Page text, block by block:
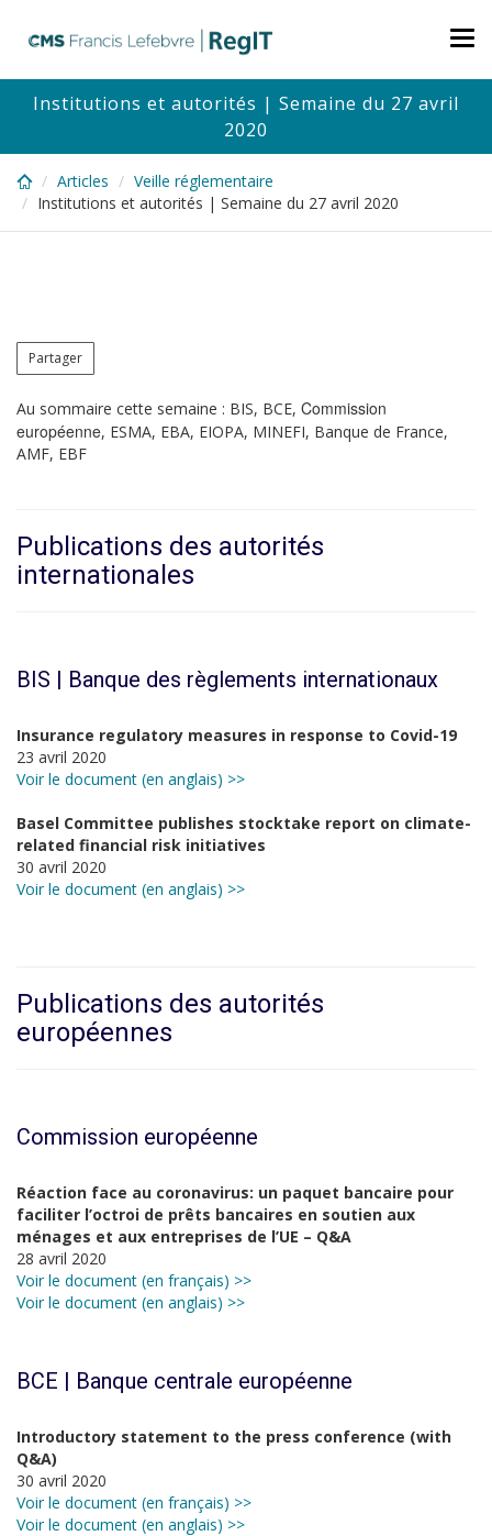
content
Institutions et autorités | Semaine du 27 avril
2020
Articles
Veille réglementaire
Institutions et autorités | Semaine du 27 avril 2020
Partager
Au sommaire cette semaine : BIS, BCE, Commission
européenne, ESMA, EBA, EIOPA, MINEFI, Banque de France,
AMF, EBF
Publications des autorités
internationales
BIS | Banque des règlements internationaux
Insurance regulatory measures in response to Covid-19
23 avril 2020
Voir le document (en anglais) >>
Basel Committee publishes stocktake report on climate-
related financial risk initiatives
30 avril 2020
Voir le document (en anglais) >>
Publications des autorités
européennes
Commission européenne
Réaction face au coronavirus: un paquet bancaire pour
faciliter l’octroi de prêts bancaires en soutien aux
ménages et aux entreprises de l’UE – Q&A
28 avril 2020
Voir le document (en français) >>
Voir le document (en anglais) >>
BCE | Banque centrale européenne
Introductory statement to the press conference (with
Q&A)
30 avril 2020
Voir le document (en français) >>
Voir le document (en anglais) >>